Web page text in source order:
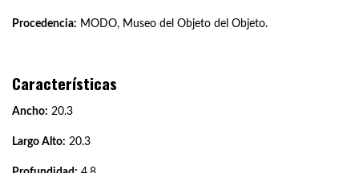
Procedencia: MODO, Museo del Objeto del Objeto.
Características
Ancho: 20.3
Largo Alto: 20.3